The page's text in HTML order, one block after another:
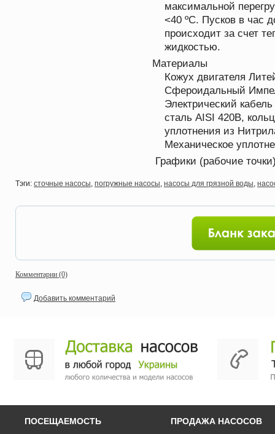
максимальной
<40 ºC. Пусков в час
происходит за счет
жидкостью.
Материалы
Кожух двигателя
Сфероидальный
Электрический
сталь AISI 420B,
уплотнения из
Механическое
Графики (рабочие
Тэги: сточные насосы, погружные насосы, насосы для грязной воды,
Комментарии (0)
Добавить комментарий
ПОСЕЩАЕМОСТЬ ПРОДАЖА НАСОСОВ